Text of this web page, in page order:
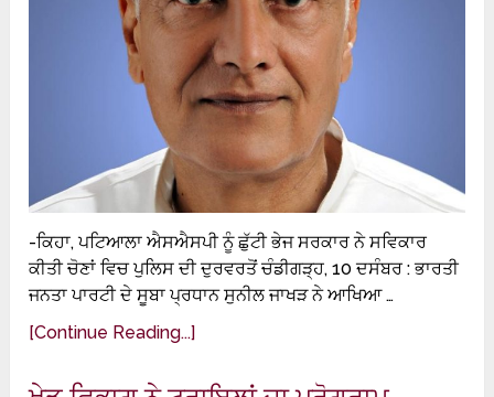
-ਕਿਹਾ, ਪਟਿਆਲਾ ਐਸਐਸਪੀ ਨੂੰ ਛੁੱਟੀ ਭੇਜ ਸਰਕਾਰ ਨੇ ਸਵਿਕਾਰ
ਕੀਤੀ ਚੋਣਾਂ ਵਿਚ ਪੁਲਿਸ ਦੀ ਦੁਰਵਰਤੋਂ ਚੰਡੀਗੜ੍ਹ, 10 ਦਸੰਬਰ : ਭਾਰਤੀ
ਜਨਤਾ ਪਾਰਟੀ ਦੇ ਸੂਬਾ ਪ੍ਰਧਾਨ ਸੁਨੀਲ ਜਾਖੜ ਨੇ ਆਖਿਆ …
[Continue Reading...]